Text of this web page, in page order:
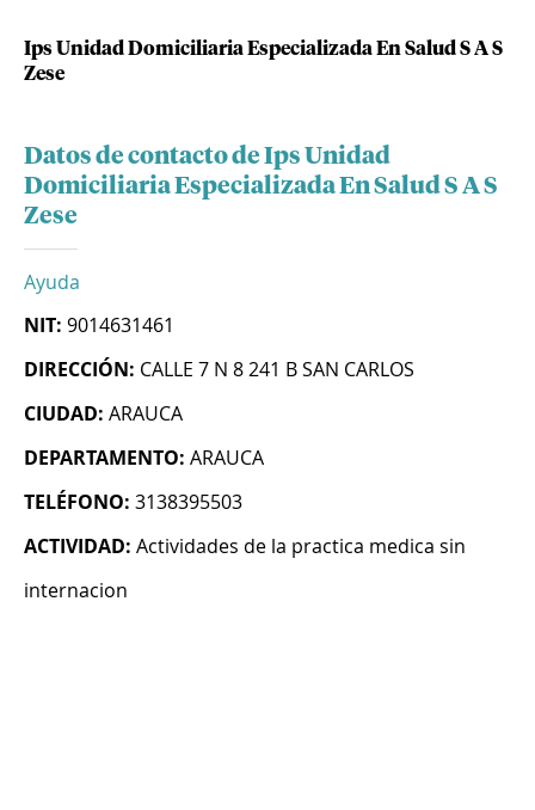
Ips Unidad Domiciliaria Especializada En Salud S A S
Zese
Datos de contacto de Ips Unidad
Domiciliaria Especializada En Salud S A S
Zese
Ayuda
NIT: 9014631461
DIRECCIÓN: CALLE 7 N 8 241 B SAN CARLOS
CIUDAD: ARAUCA
DEPARTAMENTO: ARAUCA
TELÉFONO: 3138395503
ACTIVIDAD: Actividades de la practica medica sin
internacion